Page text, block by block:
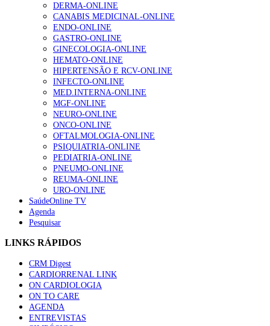
DERMA-ONLINE
CANABIS MEDICINAL-ONLINE
ENDO-ONLINE
GASTRO-ONLINE
GINECOLOGIA-ONLINE
HEMATO-ONLINE
HIPERTENSÃO E RCV-ONLINE
INFECTO-ONLINE
MED.INTERNA-ONLINE
MGF-ONLINE
NEURO-ONLINE
ONCO-ONLINE
OFTALMOLOGIA-ONLINE
PSIQUIATRIA-ONLINE
PEDIATRIA-ONLINE
PNEUMO-ONLINE
REUMA-ONLINE
URO-ONLINE
SaúdeOnline TV
Agenda
Pesquisar
LINKS RÁPIDOS
CRM Digest
CARDIORRENAL LINK
ON CARDIOLOGIA
ON TO CARE
AGENDA
ENTREVISTAS